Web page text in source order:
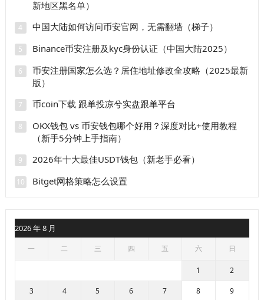
新地区黑名单）
4 中国大陆如何访问币安官网，无需翻墙（梯子）
5 Binance币安注册及kyc身份认证（中国大陆2025）
6
币安注册国家怎么选？居住地址修改全攻略（2025最新
版）
7 币coin下载 跟单投凉兮实盘跟单平台
8
OKX钱包 vs 币安钱包哪个好用？深度对比+使用教程
（新手5分钟上手指南）
9 2026年十大最佳USDT钱包（新老手必看）
10 Bitget网格策略怎么设置
2026 年 8 月
一 二 三 四 五 六 日
1 2
3 4 5 6 7 8 9